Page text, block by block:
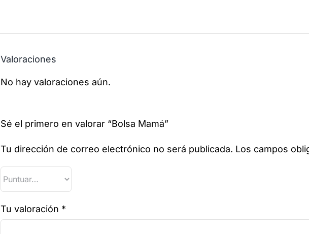
Valoraciones
No hay valoraciones aún.
Sé el primero en valorar “Bolsa Mamá”
Tu dirección de correo electrónico no será publicada. Los campos
Tu valoración *